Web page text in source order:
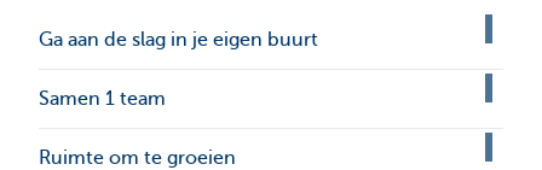
Ga aan de slag in je eigen buurt
Samen 1 team
Ruimte om te groeien